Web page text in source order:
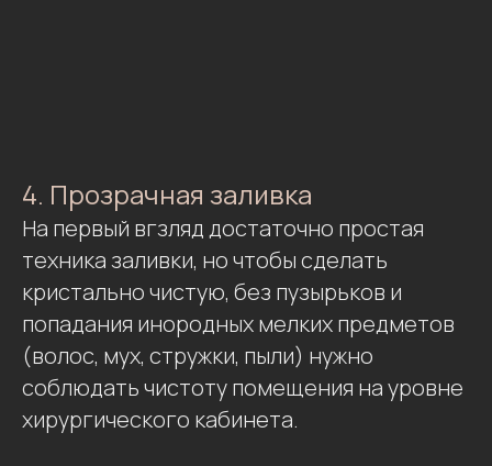
4. Прозрачная заливка
На первый вгзляд достаточно простая
техника заливки, но чтобы сделать
кристально чистую, без пузырьков и
попадания инородных мелких предметов
(волос, мух, стружки, пыли) нужно
соблюдать чистоту помещения на уровне
хирургического кабинета.